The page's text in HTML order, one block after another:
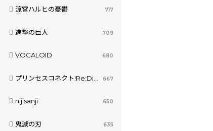
涼宮ハルヒの憂鬱 717
進撃の巨人 709
VOCALOID 680
プリンセスコネクト!Re:Dive 667
nijisanji 650
鬼滅の刃 635